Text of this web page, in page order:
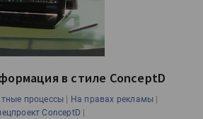
в стиле ConceptD
процессы | На правах рекламы |
ConceptD |